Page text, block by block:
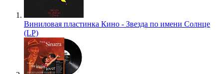
Виниловая пластинка Кино - Звезда по имени Солнце
(LP)